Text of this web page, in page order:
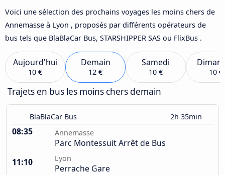
Voici une sélection des prochains voyages les moins chers de
Annemasse à Lyon , proposés par différents opérateurs de
bus tels que BlaBlaCar Bus, STARSHIPPER SAS ou FlixBus .
Aujourd'hui
10 €
Demain
12 €
Samedi
10 € 10 €
Trajets en bus les moins chers demain
BlaBlaCar Bus 2h 35min
08:35 Annemasse
Parc Montessuit Arrêt de Bus
11:10
Lyon
Perrache Gare